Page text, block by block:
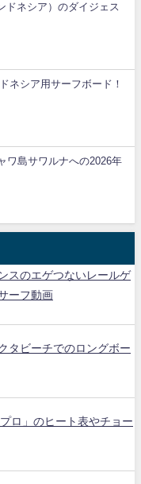
ドネシア）のダイジェス
ネシア用サーフボード！
ワ島サワルナへの2026年
スのエゲつないレールゲ
ーフ動画
タビーチでのロングボー
ロ」のヒート表やチョー